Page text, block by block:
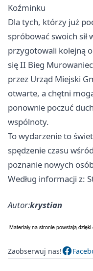
Koźminku
Dla tych, którzy już
spróbować swoich
przygotowali kolejną
się II Bieg
przez Urząd Miejski
otwarte, a chętni
ponownie poczuć
wspólnoty.
To wydarzenie to
spędzenie czasu
poznanie nowych
Według informacji z:
Autor:krystian
Zaobserwuj nas!